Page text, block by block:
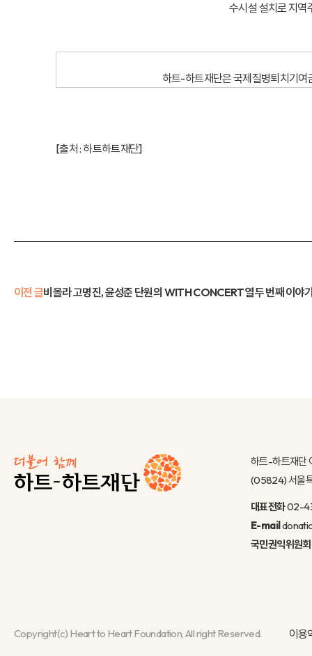
수시설 설치로 지역
하트-하트재단은 국제질병퇴치기여
[출처 :하트하트재단]
이전 글비올라 고명진, 윤성준 단원의 WITH CONCERT 열두 번째 이야기
하트-하트재단
(05824) 서울
대표전화02-
E-mail
국민권익위원회
Copyright(c) Heart to Heart Foundation, All right Reserved. 이용